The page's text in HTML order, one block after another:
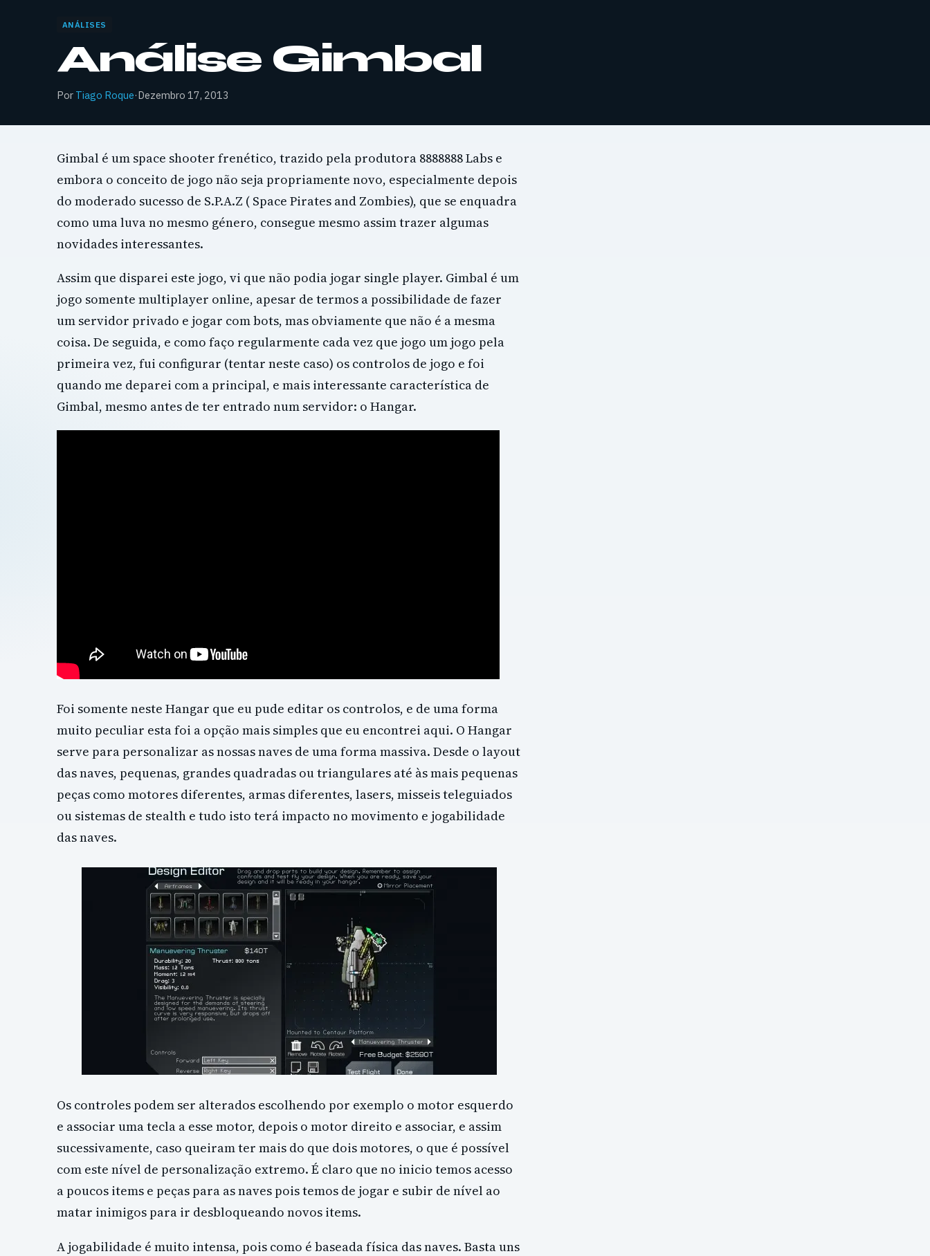
ANÁLISES
Análise Gimbal
Por Tiago Roque·Dezembro 17, 2013
Gimbal é um space shooter frenético, trazido pela produtora 8888888 Labs e
embora o conceito de jogo não seja propriamente novo, especialmente depois
do moderado sucesso de S.P.A.Z ( Space Pirates and Zombies), que se enquadra
como uma luva no mesmo género, consegue mesmo assim trazer algumas
novidades interessantes.
Assim que disparei este jogo, vi que não podia jogar single player. Gimbal é um
jogo somente multiplayer online, apesar de termos a possibilidade de fazer
um servidor privado e jogar com bots, mas obviamente que não é a mesma
coisa. De seguida, e como faço regularmente cada vez que jogo um jogo pela
primeira vez, fui configurar (tentar neste caso) os controlos de jogo e foi
quando me deparei com a principal, e mais interessante característica de
Gimbal, mesmo antes de ter entrado num servidor: o Hangar.
Foi somente neste Hangar que eu pude editar os controlos, e de uma forma
muito peculiar esta foi a opção mais simples que eu encontrei aqui. O Hangar
serve para personalizar as nossas naves de uma forma massiva. Desde o layout
das naves, pequenas, grandes quadradas ou triangulares até às mais pequenas
peças como motores diferentes, armas diferentes, lasers, misseis teleguiados
ou sistemas de stealth e tudo isto terá impacto no movimento e jogabilidade
das naves.
Os controles podem ser alterados escolhendo por exemplo o motor esquerdo
e associar uma tecla a esse motor, depois o motor direito e associar, e assim
sucessivamente, caso queiram ter mais do que dois motores, o que é possível
com este nível de personalização extremo. É claro que no inicio temos acesso
a poucos items e peças para as naves pois temos de jogar e subir de nível ao
matar inimigos para ir desbloqueando novos items.
A jogabilidade é muito intensa, pois como é baseada física das naves. Basta uns